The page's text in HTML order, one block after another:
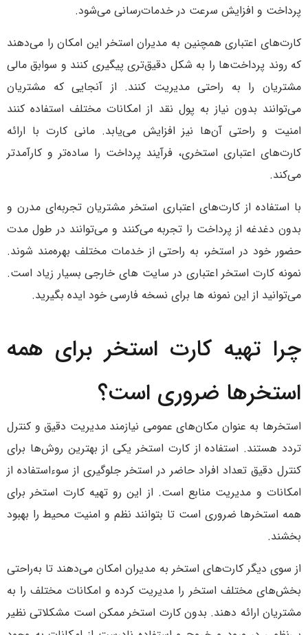
پرداخت و افزایش سرعت در خدمات‌رسانی می‌شود.
کارت‌های اعتباری همچنین به مدیران استخر این امکان را می‌دهند
که روند پرداخت‌ها را به شکل دقیق‌تری پیگیری کنند و سوابق مالی
مشتریان را به‌ راحتی مدیریت کنند. از آنجایی که مشتریان
می‌توانند بدون نیاز به پول نقد از امکانات مختلف استفاده کنند
امنیت و راحتی آن‌ها نیز افزایش می‌یابد. مانی کارت با ارائه
کارت‌های اعتباری استخری، فرآیند پرداخت را ساده‌تر و کارآمدتر
می‌کند.
با استفاده از کارت‌های اعتباری استخر مشتریان تجربه‌ای مدرن و
بدون دغدغه از پرداخت را تجربه می‌کنند و می‌توانند در طول مدت
حضور خود در استخر، به راحتی از خدمات مختلف بهره‌مند شوند.
نمونه کارت استخر اعتباری در سایت های خارجی بسیار زیاد است.
می‌توانید از این نمونه ها برای نسخه فارسی خود ایده بگیرید.
چرا تهیه کارت استخر برای همه
استخرها ضروری است؟
استخرها به عنوان مکان‌های عمومی نیازمند مدیریت دقیق و کنترل
تردد هستند. استفاده از کارت استخر یکی از بهترین روش‌ها برای
کنترل دقیق تعداد افراد حاضر در استخر جلوگیری از سوءاستفاده از
امکانات و مدیریت منابع است. از این رو تهیه کارت استخر برای
همه استخرها ضروری است تا بتوانند نظم و امنیت محیط را بهبود
بخشند.
از سوی دیگر کارت‌های استخر به مدیران امکان می‌دهند تا به‌راحتی
بخش‌های مختلف استخر را مدیریت کرده و امکانات مختلف را به
مشتریان ارائه دهند. بدون کارت استخر ممکن است مشکلاتی نظیر